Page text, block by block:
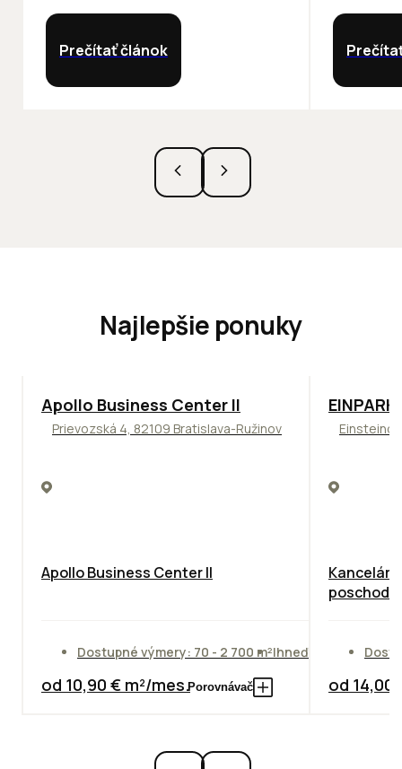
Prečítať článok
Najlepšie ponuky
TOP NOVINKA ODPORÚČAME
Apollo Business Center II
Prievozská 4, 82109 Bratislava-Ružinov
Apollo Business Center II
Dostupné výmery: 70 - 2 700 m²Ihneď
od 10,90 € m²/mes.Porovnávač
TOP
poschodie
od 14,00